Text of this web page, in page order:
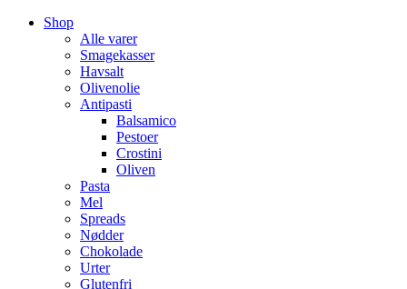
Shop
Alle varer
Smagekasser
Havsalt
Olivenolie
Antipasti
Balsamico
Pestoer
Crostini
Oliven
Pasta
Mel
Spreads
Nødder
Chokolade
Urter
Glutenfri